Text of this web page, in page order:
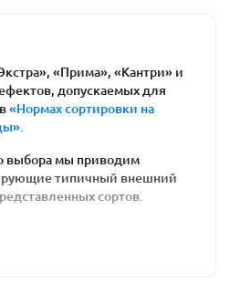
на полу. Возникновение
требований к
внутри помещений.
из натуральной
покрытия: вам
«Прима», «Кантри» и
допускаемых для
«Нормах сортировки на
выбора мы приводим
типичный внешний
сортов.